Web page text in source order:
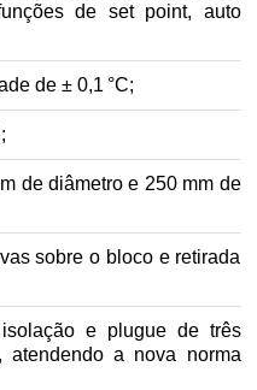
de set point, auto
de ± 0,1 °C;
de diâmetro e 250 mm de
sobre o bloco e retirada
e plugue de três
atendendo a nova norma